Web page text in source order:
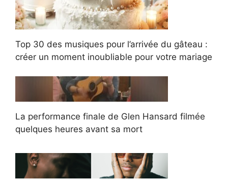
Top 30 des musiques pour l’arrivée du gâteau :
créer un moment inoubliable pour votre mariage
La performance finale de Glen Hansard filmée
quelques heures avant sa mort